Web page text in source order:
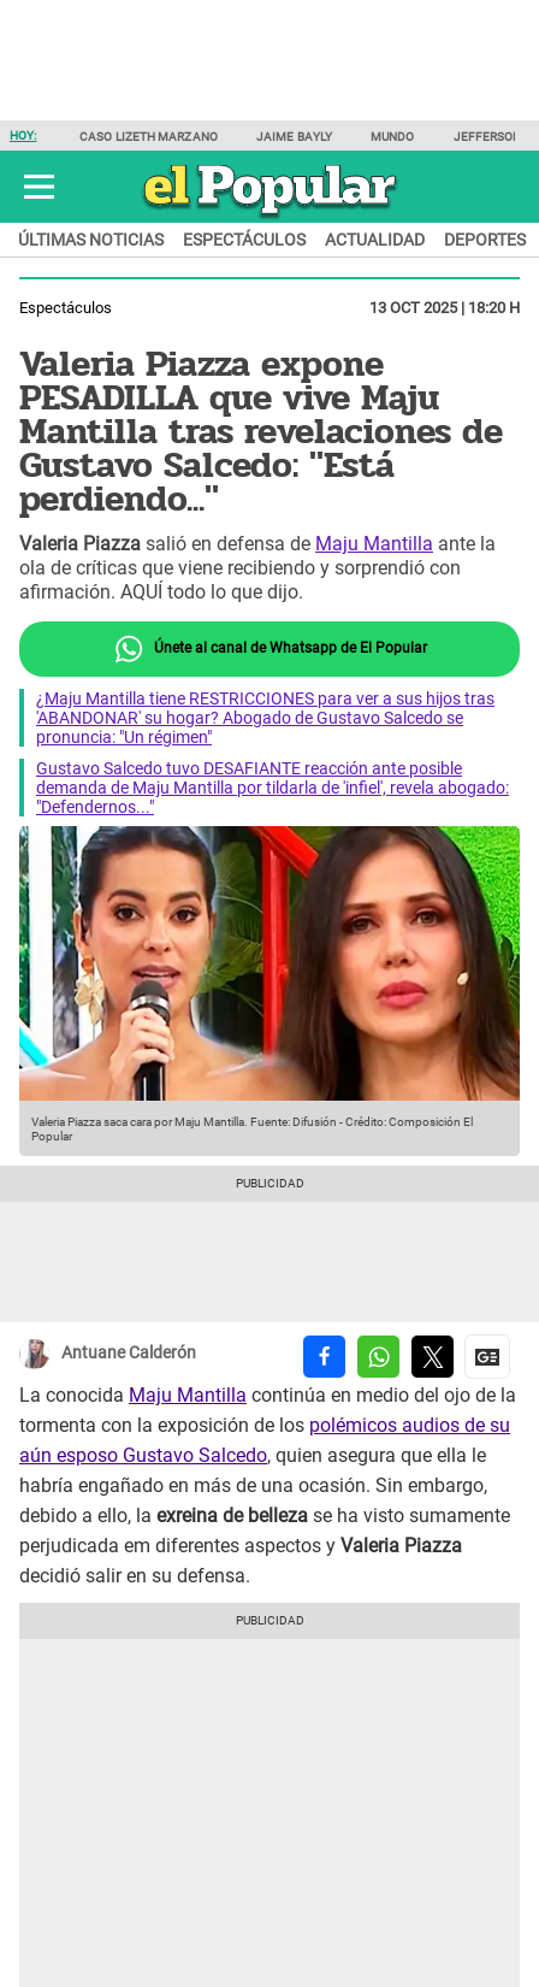
HOY: CASO LIZETH MARZANO JAIME BAYLY MUNDO JEFFERSON
ÚLTIMAS NOTICIAS ESPECTÁCULOS ACTUALIDAD DEPORTES
Espectáculos 13 OCT 2025 | 18:20 H
Valeria Piazza expone
PESADILLA que vive Maju
Mantilla tras revelaciones de
Gustavo Salcedo: "Está
perdiendo..."
Valeria Piazza salió en defensa de Maju Mantilla ante la
ola de críticas que viene recibiendo y sorprendió con
afirmación. AQUÍ todo lo que dijo.
Únete al canal de Whatsapp de El Popular
¿Maju Mantilla tiene RESTRICCIONES para ver a sus hijos tras
'ABANDONAR' su hogar? Abogado de Gustavo Salcedo se
pronuncia: "Un régimen"
Gustavo Salcedo tuvo DESAFIANTE reacción ante posible
demanda de Maju Mantilla por tildarla de 'infiel', revela abogado:
"Defendernos..."
Valeria Piazza saca cara por Maju Mantilla. Fuente: Difusión -Crédito: Composición El
Popular
Antuane Calderón
La conocida Maju Mantilla continúa en medio del ojo de la
tormenta con la exposición de los polémicos audios de su
aún esposo Gustavo Salcedo, quien asegura que ella le
habría engañado en más de una ocasión. Sin embargo,
debido a ello, la exreina de belleza se ha visto sumamente
perjudicada em diferentes aspectos y Valeria Piazza
decidió salir en su defensa.